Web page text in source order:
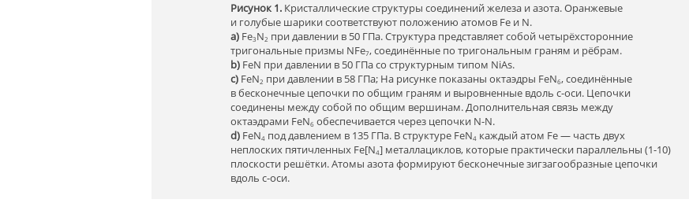
Рисунок 1. Кристаллические структуры соединений железа и азота. Оранжевые
и голубые шарики соответствуют положению атомов Fe и N.
a) Fe3N2 при давлении в 50 ГПа. Структура представляет собой четырёхсторонние
тригональные призмы NFe7, соединённые по тригональным граням и рёбрам.
b) FeN при давлении в 50 ГПа со структурным типом NiAs.
c) FeN2 при давлении в 58 ГПа; На рисунке показаны октаэдры FeN6, соединённые
в бесконечные цепочки по общим граням и выровненные вдоль c-оси. Цепочки
соединены между собой по общим вершинам. Дополнительная связь между
октаэдрами FeN6 обеспечивается через цепочки N-N.
d) FeN4 под давлением в 135 ГПа. В структуре FeN4 каждый атом Fe — часть двух
неплоских пятичленных Fe[N4] металлациклов, которые практически параллельны (1-10)
плоскости решётки. Атомы азота формируют бесконечные зигзагообразные цепочки
вдоль c-оси.